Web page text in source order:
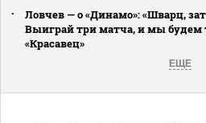
Ловчев — о «Динамо»: «Шварц,
Выиграй три матча, и мы будем
«Красавец»
ЕЩЕ